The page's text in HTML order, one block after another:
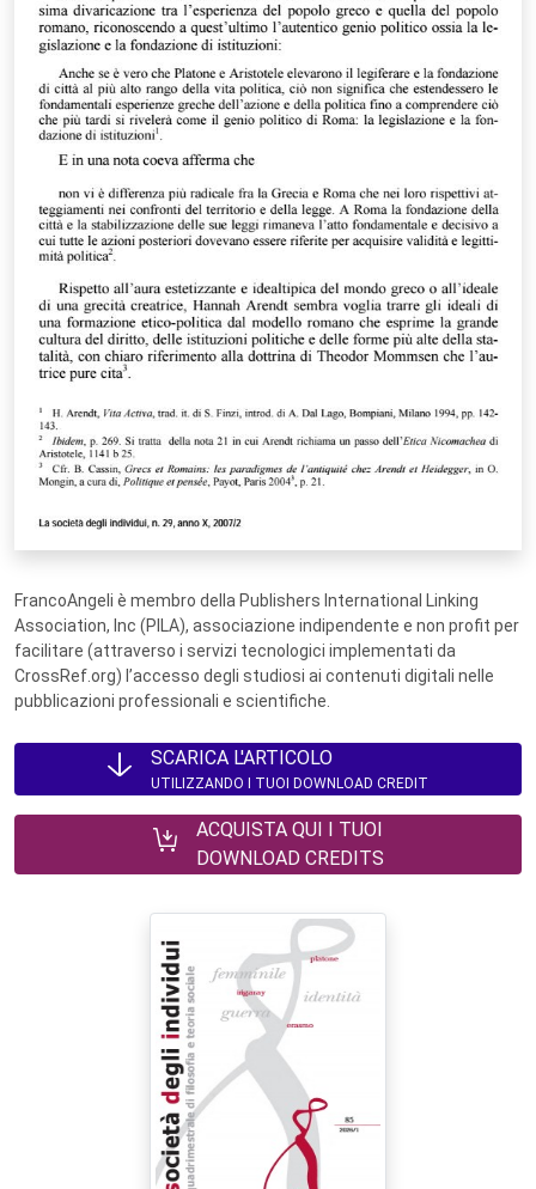
FrancoAngeli è membro della Publishers International Linking
Association, Inc (PILA), associazione indipendente e non profit per
facilitare (attraverso i servizi tecnologici implementati da
CrossRef.org) l’accesso degli studiosi ai contenuti digitali nelle
pubblicazioni professionali e scientifiche.
SCARICA L'ARTICOLO
UTILIZZANDO I TUOI DOWNLOAD CREDIT
ACQUISTA QUI I TUOI
DOWNLOAD CREDITS